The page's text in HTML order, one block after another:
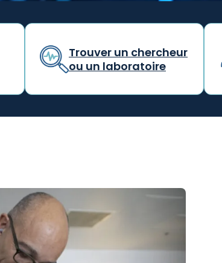
Trouver un chercheur
ou un laboratoire